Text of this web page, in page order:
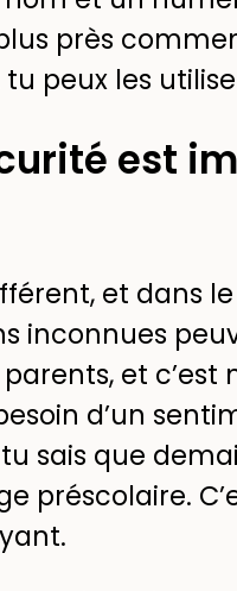
près
peux les
est
et dans
inconnues
et
d’un
sais que
préscolaire.